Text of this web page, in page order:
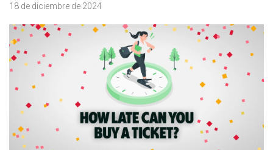
18 de diciembre de 2024